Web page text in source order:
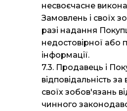
несвоєчасне
Замовлень і своїх
разі надання
недостовірної або
інформації.
7.3. Продавець і
відповідальність
своїх зобов'язань
чинного